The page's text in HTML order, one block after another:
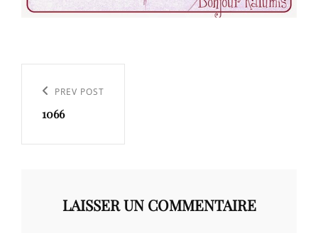
l’article
Previous
Post
PREV POST
1066
LAISSER UN COMMENTAIRE